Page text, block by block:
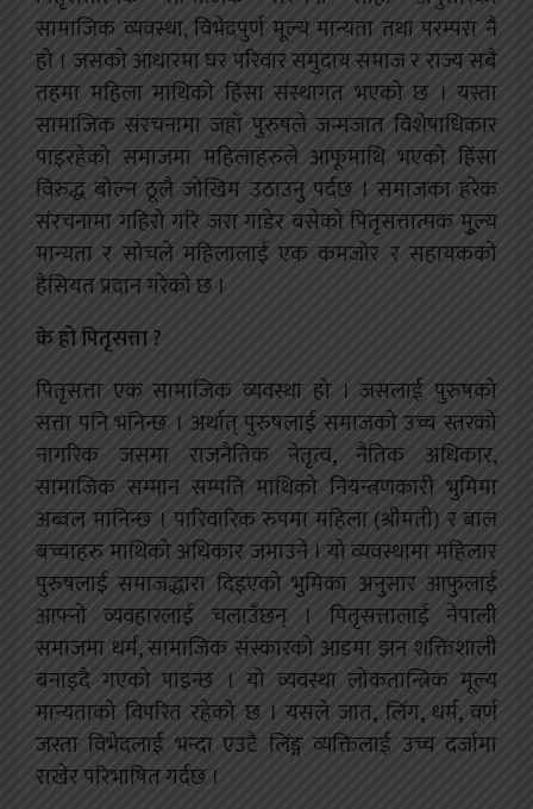
सामाजिक व्यवस्था, विभेदपुर्ण मूल्य मान्यता तथा परम्परा नै
हो । जसको आधारमा घर परिवार समुदाय समाज र राज्य सबै
तहमा महिला माथिको हिंसा संस्थागत भएको छ । यस्ता
सामाजिक संरचनामा जहाँ पुरुषले जन्मजात विशेषाधिकार
पाइरहेको समाजमा महिलाहरुले आफूमाथि भएको हिंसा
विरुद्ध बोल्न ठूलै जोखिम उठाउनु पर्दछ । समाजका हरेक
संरचनामा गहिरो गरि जरा गाडेर बसेको पितृसत्तात्मक मुूल्य
मान्यता र सोचले महिलालाई एक कमजोर र सहायकको
हैसियत प्रदान गरेको छ ।
के हो पितृसत्ता ?
पितृसत्ता एक सामाजिक व्यवस्था हो । जसलाई पुरुषको
सत्ता पनि भनिन्छ । अर्थात् पुरुषलाई समाजको उच्च स्तरको
नागरिक जसमा राजनैतिक नेतृत्व, नैतिक अधिकार,
सामाजिक सम्मान सम्पति माथिको नियन्त्रणकारी भुमिमा
अब्वल मानिन्छ । पारिवारिक रुपमा महिला (श्रीमती) र बाल
बच्चाहरु माथिको अधिकार जमाउने । यो व्यवस्थामा महिलार
पुरुषलाई समाजद्धारा दिइएको भुमिका अनुसार आफुलाई
आफ्नो व्यवहारलाई चलाउँछन् । पितृसत्तालाई नेपाली
समाजमा धर्म, सामाजिक संस्कारको आडमा झन शक्तिशाली
बनाइदै गएको पाइन्छ । यो व्यवस्था लोकतान्त्रिक मूल्य
मान्यताको विपरित रहेको छ । यसले जात, लिंग, धर्म, वर्ण
जस्ता विभेदलाई भन्दा एउटै लिंङ्ग व्यक्तिलाई उच्च दर्जामा
राखेर परिभाषित गर्दछ ।